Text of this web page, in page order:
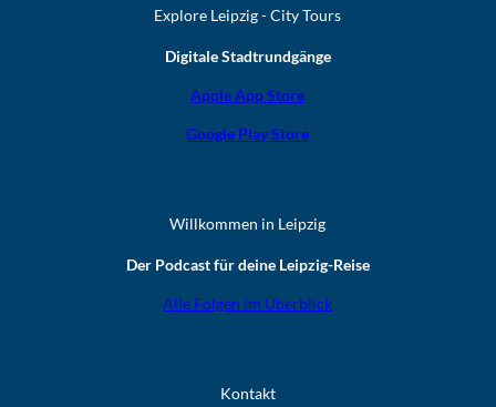
Explore Leipzig - City Tours
Digitale Stadtrundgänge
Apple App Store
Google Play Store
Willkommen in Leipzig
Der Podcast für deine Leipzig-Reise
Alle Folgen im Überblick
Kontakt